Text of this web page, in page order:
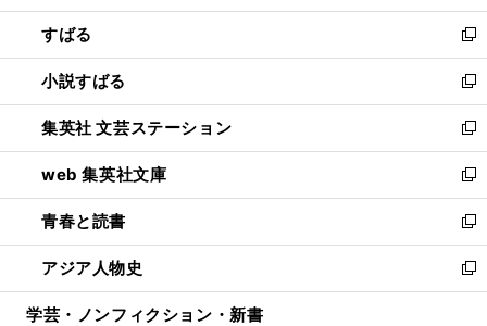
開
く
ウ
で
開
く
ン
ド
ウ
で
開
く
すばる
新
し
い
ウ
ィ
ン
ド
ウ
で
開
く
小説すばる
新
し
い
ウ
ィ
ン
ド
ウ
で
開
集英社 文芸ステーション
新
し
い
ウ
ィ
ン
ド
ウ
web 集英社文庫
新
し
い
ウ
ィ
ン
青春と読書
新
し
い
ウ
アジア人物史
新
し
学芸・ノンフィクション・新書